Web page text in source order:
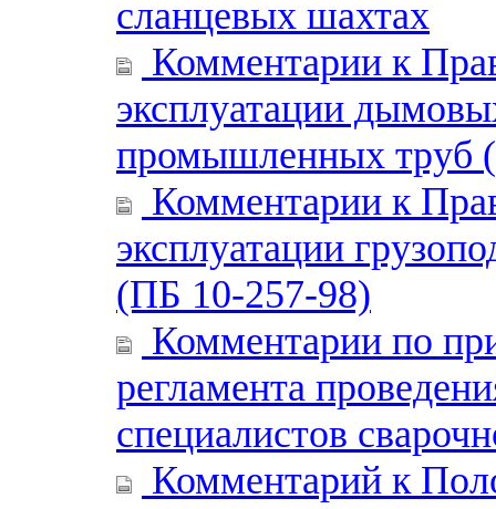
сланцевых шахтах
Комментарии к
эксплуатации
промышленных труб
Комментарии к
эксплуатации
(ПБ 10-257-98)
Комментарии по
регламента
специалистов
Комментарий к